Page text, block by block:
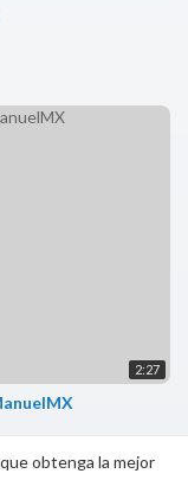
obtenga la mejor
2:27